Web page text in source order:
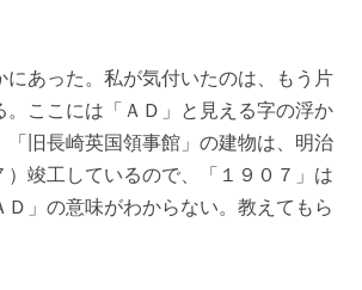
にあった。私が気付いたのは、もう片
。ここには「ＡＤ」と見える字の浮か
「旧長崎英国領事館」の建物は、明治
）竣工しているので、「１９０７」は
Ｄ」の意味がわからない。教えてもら